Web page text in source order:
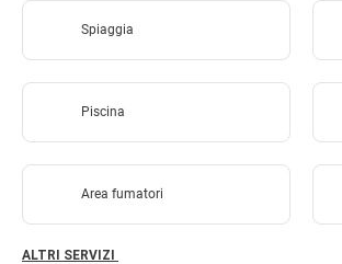
Spiaggia
Piscina
Area fumatori
ALTRI SERVIZI